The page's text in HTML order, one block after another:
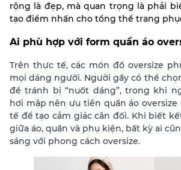
rộng là đẹp, mà quan trọng là phải
tạo điểm nhấn cho tổng thể trang
Ai phù hợp với form quần áo
Trên thực tế, các món đồ oversize
mọi dáng người. Người gầy có thể
để tránh bị “nuốt dáng”, trong khi
hơi mập nên ưu tiên quần áo
tế để tạo cảm giác cân đối. Khi biết
giữa áo, quần và phụ kiện, bất kỳ ai
sáng với phong cách oversize.